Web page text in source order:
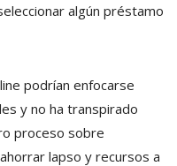
algún préstamo
podrían enfocarse
y no ha transpirado
proceso sobre
lapso y recursos a